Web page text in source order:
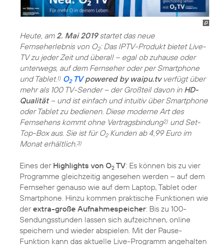
Heute, am 2. Mai 2019startet das neue
Fernseherlebnis von O2: Das IPTV-Produkt bietet Live-
TV zu jeder Zeit und überall – egal ob zuhause oder
unterwegs, auf dem Fernseher oder per Smartphone
und Tablet. 1) O2TVpowered by waipu.tvverfügt über
mehr als 100 TV-Sender – der Großteil davon in HD-
Qualität– und ist einfach und intuitiv über Smartphone
oder Tablet zu bedienen. Diese moderne Art des
Fernsehens kommt ohne Vertragsbindung2) und Set-
Top-Box aus. Sie ist für O2Kunden ab 4,99 Euro im
Monat erhältlich. 3)
Eines der Highlights von O2 TV: Es können bis zu vier
Programme gleichzeitig angesehen werden – auf dem
Fernseher genauso wie auf dem Laptop, Tablet oder
Smartphone. Hinzu kommen praktische Funktionen wie
derextra-große Aufnahmespeicher: Bis zu 100-
Sendungsstunden lassen sich aufzeichnen, online
speichern und wieder abspielen. Mit der Pause-
Funktion kann das aktuelle Live-Programm angehalten